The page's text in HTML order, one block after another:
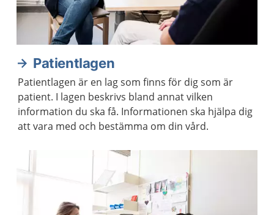
Patientlagen
Patientlagen är en lag som finns för dig som är
patient. I lagen beskrivs bland annat vilken
information du ska få. Informationen ska hjälpa dig
att vara med och bestämma om din vård.